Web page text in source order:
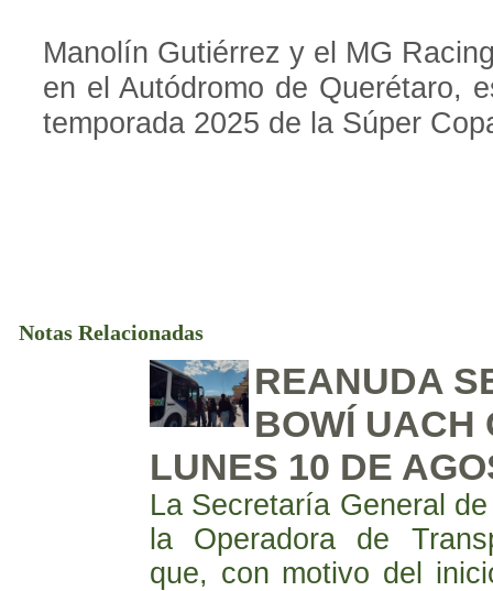
Manolín Gutiérrez y el MG
en el Autódromo de Querétaro,
temporada 2025 de la Súper
Notas Relacionadas
REANUDA
BOWÍ UACH
LUNES 10 DE
La Secretaría General
la Operadora de
que, con motivo del